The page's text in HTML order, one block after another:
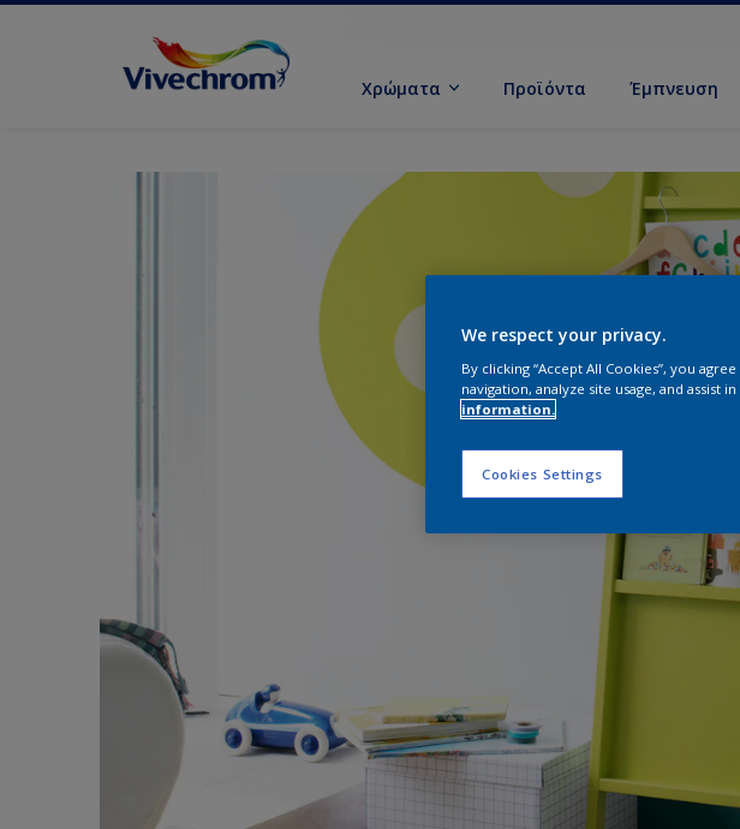
Χρώματα Προϊόντα Έμπνευση
We respect your privacy.
By clicking “Accept All Cookies”, you
navigation, analyze site usage, and assist
information.
Cookies Settings